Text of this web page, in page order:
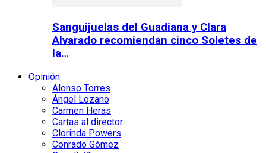
Sanguijuelas del Guadiana y Clara
Alvarado recomiendan cinco Soletes de
la…
Opinión
Alonso Torres
Ángel Lozano
Carmen Heras
Cartas al director
Clorinda Powers
Conrado Gómez